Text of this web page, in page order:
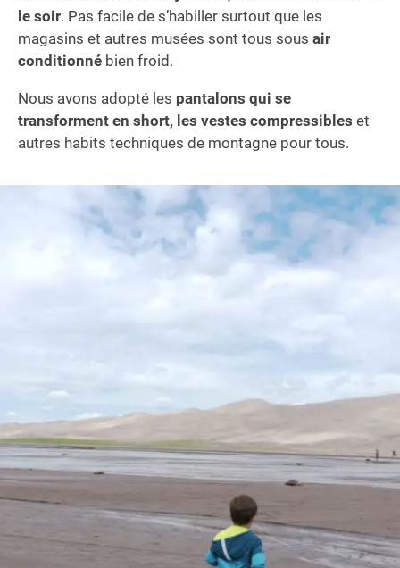
le soir. Pas facile de s’habiller surtout que les
magasins et autres musées sont tous sous air
conditionné bien froid.
Nous avons adopté les pantalons qui se
transforment en short, les vestes compressibles et
autres habits techniques de montagne pour tous.